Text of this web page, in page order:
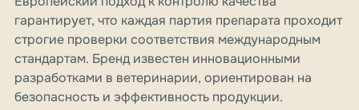
гарантирует, что каждая партия препарата проходит
строгие проверки соответствия международным
стандартам. Бренд известен инновационными
разработками в ветеринарии, ориентирован на
безопасность и эффективность продукции.